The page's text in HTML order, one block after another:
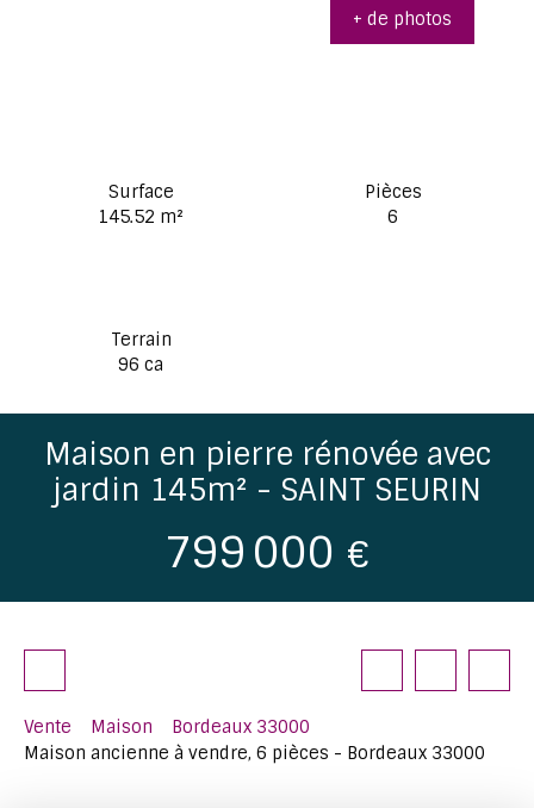
+ de photos
Surface
145.52 m²
Pièces
6
Terrain
96 ca
Maison en pierre rénovée avec
jardin 145m² - SAINT SEURIN
799 000 €
Vente Maison
Bordeaux 33000
Maison ancienne à vendre, 6 pièces - Bordeaux 33000